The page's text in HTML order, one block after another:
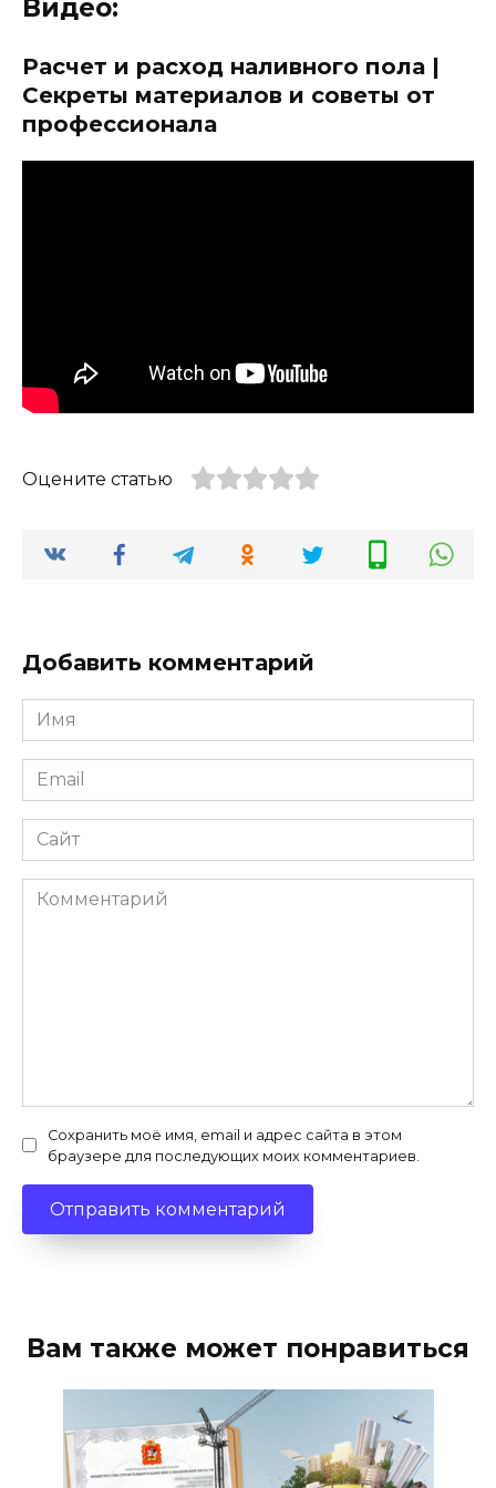
Видео:
Расчет и расход наливного пола |
Секреты материалов и советы от
профессионала
Оцените статью
Добавить комментарий
Имя
*
Email
*
Сайт
Комментарий
Сохранить моё имя, email и адрес сайта в этом
браузере для последующих моих комментариев.
Вам также может понравиться